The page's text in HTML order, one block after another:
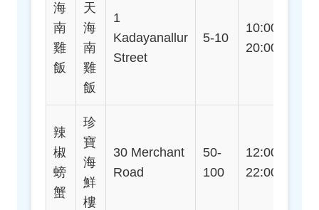
海
南
雞
飯
天
海
南
雞
飯
1
Kadayanallur
Street
5-10
10:00-
20:00
辣
椒
螃
蟹
珍
寶
海
鮮
樓
30 Merchant
Road
50-
100
12:00-
22:00